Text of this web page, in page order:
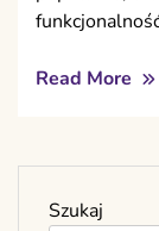
Read More
Szukaj